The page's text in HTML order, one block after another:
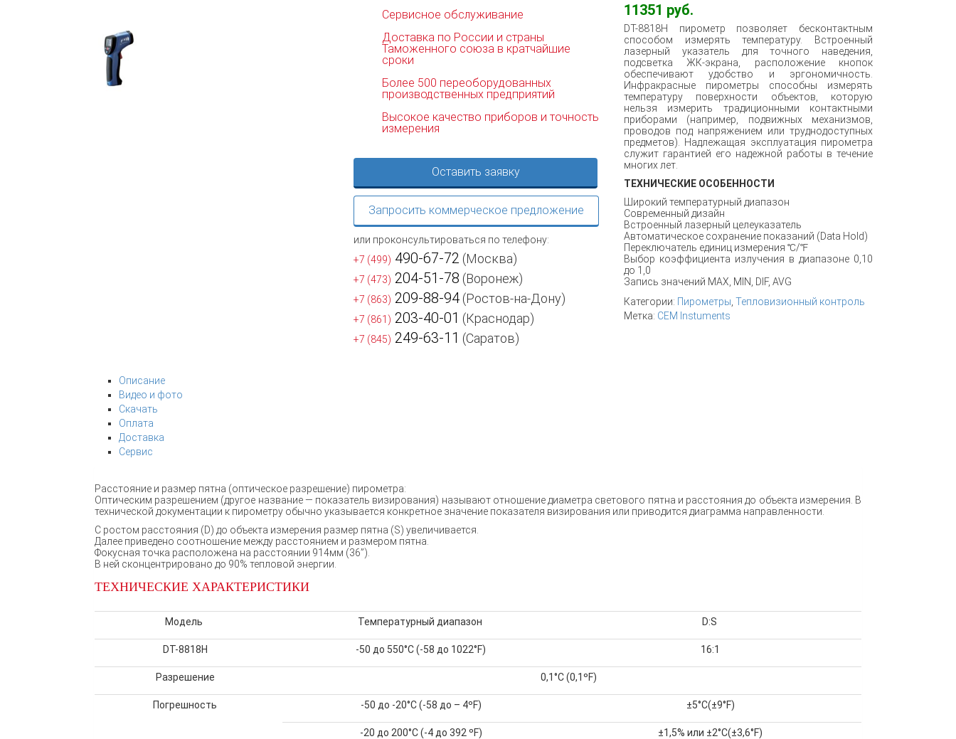
Сервисное обслуживание
Доставка по России и страны
Таможенного союза в кратчайшие
сроки
Более 500 переоборудованных
производственных предприятий
Высокое качество приборов и точность
измерения
Оставить заявку
Запросить коммерческое предложение
или проконсультироваться по телефону:
+7 (499) 490-67-72 (Москва)
+7 (473) 204-51-78 (Воронеж)
+7 (863) 209-88-94 (Ростов-на-Дону)
+7 (861) 203-40-01 (Краснодар)
+7 (845) 249-63-11 (Саратов)
11351 руб.
DT-8818H пирометр позволяет бесконтактным
способом измерять температуру. Встроенный
лазерный указатель для точного наведения,
подсветка ЖК-экрана, расположение кнопок
обеспечивают удобство и эргономичность.
Инфракрасные пирометры способны измерять
температуру поверхности объектов, которую
нельзя измерить традиционными контактными
приборами (например, подвижных механизмов,
проводов под напряжением или труднодоступных
предметов). Надлежащая эксплуатация пирометра
служит гарантией его надежной работы в течение
многих лет.
ТЕХНИЧЕСКИЕ ОСОБЕННОСТИ
Широкий температурный диапазон
Современный дизайн
Встроенный лазерный целеуказатель
Автоматическое сохранение показаний (Data Hold)
Переключатель единиц измерения ℃/℉
Выбор коэффициента излучения в диапазоне 0,10
до 1,0
Запись значений MAX, MIN, DIF, AVG
Категории: Пирометры Тепловизионный контроль
Метка: CEM Instuments
Описание
Видео и фото
Скачать
Оплата
Доставка
Сервис
Расстояние и размер пятна (оптическое разрешение) пирометра:
Оптическим разрешением (другое название — показатель визирования) называют отношение диаметра светового пятна и расстояния до объекта измерения. В
технической документации к пирометру обычно указывается конкретное значение показателя визирования или приводится диаграмма направленности.
С ростом расстояния (D) до объекта измерения размер пятна (S) увеличивается.
Далее приведено соотношение между расстоянием и размером пятна.
Фокусная точка расположена на расстоянии 914мм (36”).
В ней сконцентрировано до 90% тепловой энергии.
ТЕХНИЧЕСКИЕ ХАРАКТЕРИСТИКИ
Модель Температурный диапазон D:S
DT-8818H -50 до 550°C (-58 до 1022°F) 16:1
Разрешение 0,1°C (0,1ºF)
Погрешность -50 до -20°C (-58 до – 4ºF) ±5°C(±9°F)
-20 до 200°C (-4 до 392 ºF) ±1,5% или ±2°C(±3,6°F)